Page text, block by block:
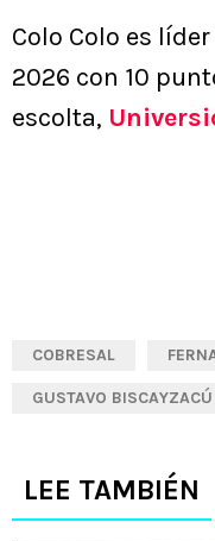
Colo Colo es
2026 con 10
escolta,
COBRESAL
GUSTAVO BISCAYZACÚ
LEE TAMBIÉN